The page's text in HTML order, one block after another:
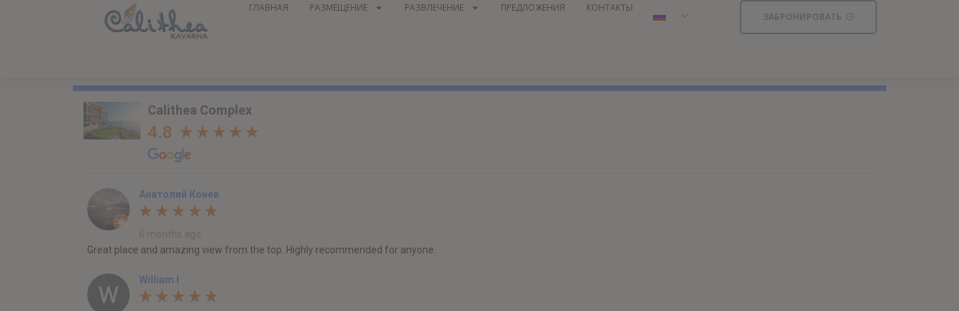
ГЛАВНАЯ РАЗМЕЩЕНИЕ РАЗВЛЕЧЕНИЕ ПРЕДЛОЖЕНИЯ КОНТАКТЫ
ЗАБРОНИРОВАТЬ
Calithea Complex
4.8
Анатолий Конев
Great place and amazing view from the top. Highly recommended for anyone.
William I